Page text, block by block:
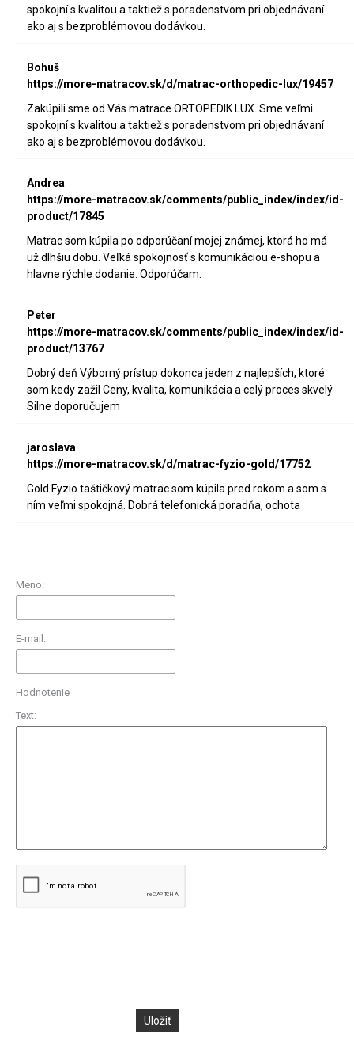
spokojní s kvalitou a taktiež s poradenstvom pri objednávaní
ako aj s bezproblémovou dodávkou.
Bohuš
https://more-matracov.sk/d/matrac-orthopedic-lux/19457
Zakúpili sme od Vás matrace ORTOPEDIK LUX. Sme veľmi
spokojní s kvalitou a taktiež s poradenstvom pri objednávaní
ako aj s bezproblémovou dodávkou.
Andrea
https://more-matracov.sk/comments/public_index/index/id-
product/17845
Matrac som kúpila po odporúčaní mojej známej, ktorá ho má
už dlhšiu dobu. Veľká spokojnosť s komunikáciou e-shopu a
hlavne rýchle dodanie. Odporúčam.
Peter
https://more-matracov.sk/comments/public_index/index/id-
product/13767
Dobrý deň Výborný prístup dokonca jeden z najlepších, ktoré
som kedy zažil Ceny, kvalita, komunikácia a celý proces skvelý
Silne doporučujem
jaroslava
https://more-matracov.sk/d/matrac-fyzio-gold/17752
Gold Fyzio taštičkový matrac som kúpila pred rokom a som s
ním veľmi spokojná. Dobrá telefonická poradňa, ochota
Meno:
E-mail:
Hodnotenie
Text: